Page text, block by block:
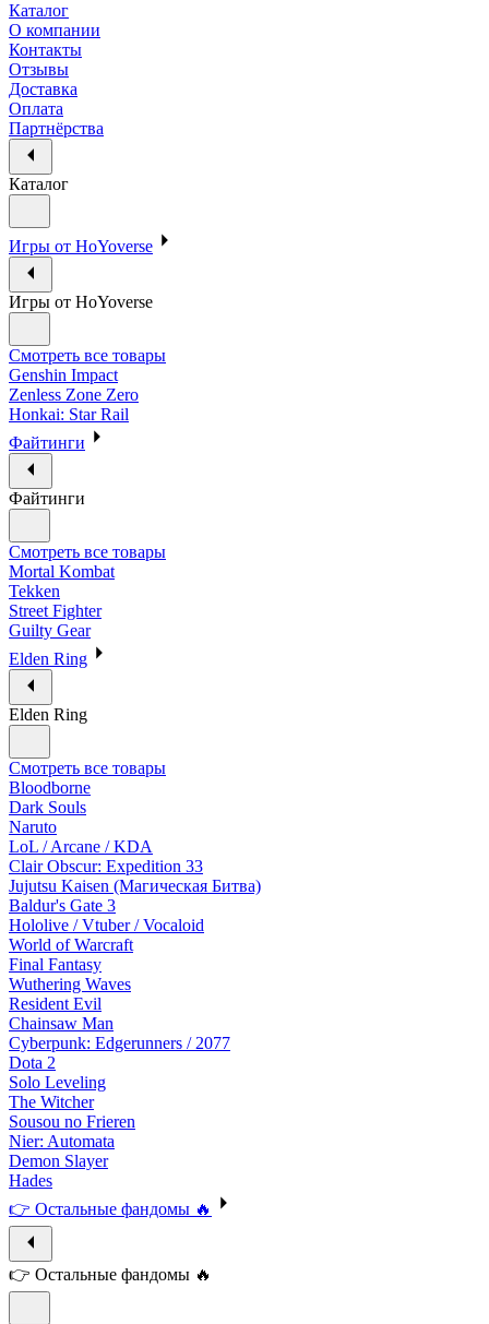
Каталог
О компании
Контакты
Отзывы
Доставка
Оплата
Партнёрства
Каталог
Игры от HoYoverse
Игры от HoYoverse
Смотреть все товары
Genshin Impact
Zenless Zone Zero
Honkai: Star Rail
Файтинги
Файтинги
Смотреть все товары
Mortal Kombat
Tekken
Street Fighter
Guilty Gear
Elden Ring
Elden Ring
Смотреть все товары
Bloodborne
Dark Souls
Naruto
LoL / Arcane / KDA
Clair Obscur: Expedition 33
Jujutsu Kaisen (Магическая Битва)
Baldur's Gate 3
Hololive / Vtuber / Vocaloid
World of Warcraft
Final Fantasy
Wuthering Waves
Resident Evil
Chainsaw Man
Cyberpunk: Edgerunners / 2077
Dota 2
Solo Leveling
The Witcher
Sousou no Frieren
Nier: Automata
Demon Slayer
Hades
👉 Остальные фандомы 🔥
👉 Остальные фандомы 🔥